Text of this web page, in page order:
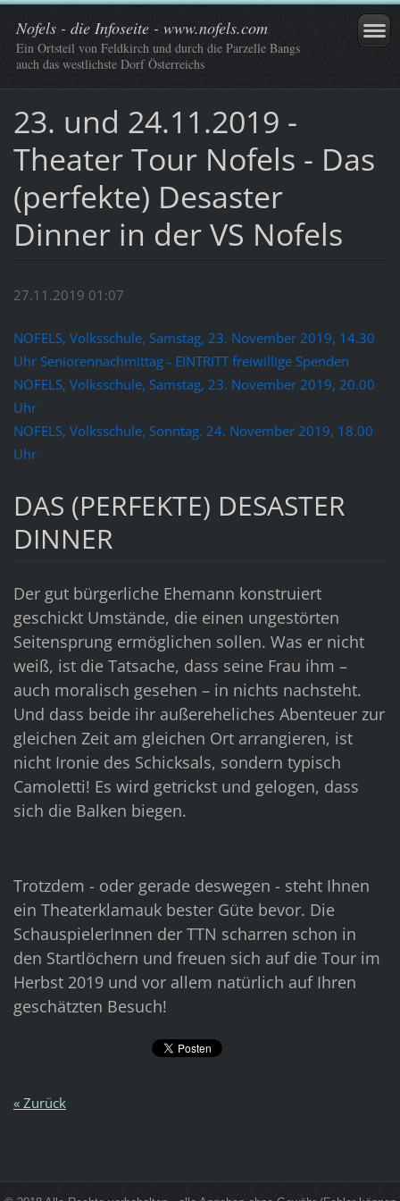
Nofels - die Infoseite - www.nofels.com
Ein Ortsteil von Feldkirch und durch die Parzelle Bangs
auch das westlichste Dorf Österreichs
23. und 24.11.2019 -
Theater Tour Nofels - Das
(perfekte) Desaster
Dinner in der VS Nofels
27.11.2019 01:07
NOFELS, Volksschule, Samstag, 23. November 2019, 14.30
Uhr Seniorennachmittag - EINTRITT freiwillige Spenden
NOFELS, Volksschule, Samstag, 23. November 2019, 20.00
Uhr
NOFELS, Volksschule, Sonntag. 24. November 2019, 18.00
Uhr
DAS (PERFEKTE) DESASTER
DINNER
Der gut bürgerliche Ehemann konstruiert
geschickt Umstände, die einen ungestörten
Seitensprung ermöglichen sollen. Was er nicht
weiß, ist die Tatsache, dass seine Frau ihm –
auch moralisch gesehen – in nichts nachsteht.
Und dass beide ihr außereheliches Abenteuer zur
gleichen Zeit am gleichen Ort arrangieren, ist
nicht Ironie des Schicksals, sondern typisch
Camoletti! Es wird getrickst und gelogen, dass
sich die Balken biegen.
Trotzdem - oder gerade deswegen - steht Ihnen
ein Theaterklamauk bester Güte bevor. Die
SchauspielerInnen der TTN scharren schon in
den Startlöchern und freuen sich auf die Tour im
Herbst 2019 und vor allem natürlich auf Ihren
geschätzten Besuch!
« Zurück